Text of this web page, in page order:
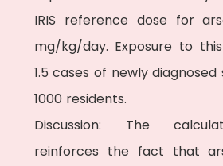
IRIS reference dose for
mg/kg/day. Exposure to
1.5 cases of newly
1000 residents.
Discussion: The
reinforces the fact that